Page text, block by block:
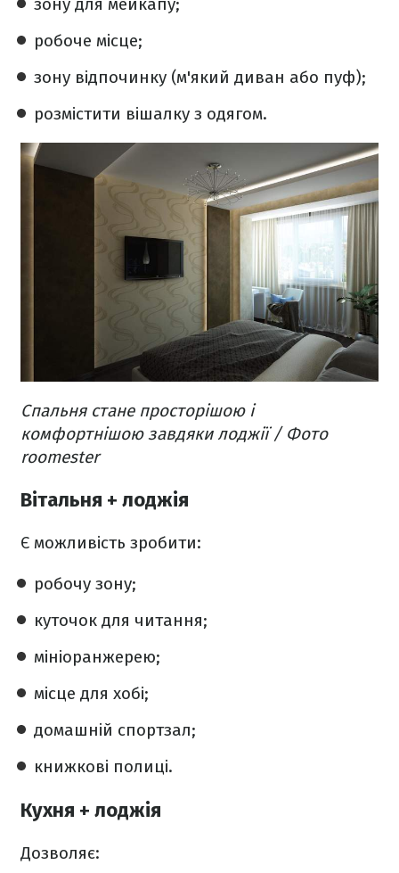
робоче місце;
зону відпочинку (м'який диван або пуф);
розмістити вішалку з одягом.
Спальня стане просторішою і
комфортнішою завдяки лоджії / Фото
roomester
Вітальня + лоджія
Є можливість зробити:
робочу зону;
куточок для читання;
мініоранжерею;
місце для хобі;
домашній спортзал;
книжкові полиці.
Кухня + лоджія
Дозволяє: